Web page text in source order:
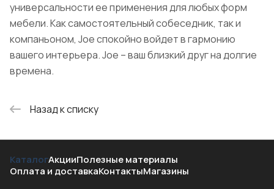
универсальности ее применения для любых форм
мебели. Как самостоятельный собеседник, так и
компаньоном, Joe спокойно войдет в гармонию
вашего интерьера. Joe – ваш близкий друг на долгие
времена.
Назад к списку
КаталогАкцииПолезные материалы
Оплата и доставкаКонтактыМагазины